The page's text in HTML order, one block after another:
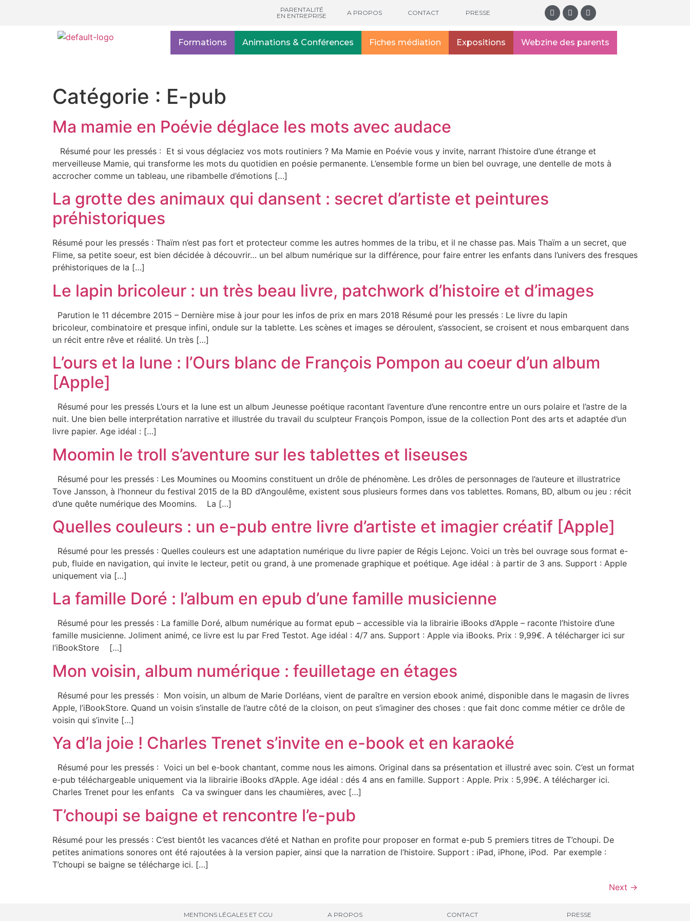
PARENTALITÉ
EN ENTREPRISE
A PROPOS CONTACT PRESSE
Formations Animations & Conférences Fiches médiation Expositions Webzine des parents
Catégorie : E-pub
Ma mamie en Poévie déglace les mots avec audace
Résumé pour les pressés : Et si vous déglaciez vos mots routiniers ? Ma Mamie en Poévie vous y invite, narrant l’histoire d’une étrange et
merveilleuse Mamie, qui transforme les mots du quotidien en poésie permanente. L’ensemble forme un bien bel ouvrage, une dentelle de mots à
accrocher comme un tableau, une ribambelle d’émotions […]
La grotte des animaux qui dansent : secret d’artiste et peintures
préhistoriques
Résumé pour les pressés : Thaïm n’est pas fort et protecteur comme les autres hommes de la tribu, et il ne chasse pas. Mais Thaïm a un secret, que
Flime, sa petite soeur, est bien décidée à découvrir… un bel album numérique sur la différence, pour faire entrer les enfants dans l’univers des fresques
préhistoriques de la […]
Le lapin bricoleur : un très beau livre, patchwork d’histoire et d’images
Parution le 11 décembre 2015 – Dernière mise à jour pour les infos de prix en mars 2018 Résumé pour les pressés : Le livre du lapin
bricoleur, combinatoire et presque infini, ondule sur la tablette. Les scènes et images se déroulent, s’associent, se croisent et nous embarquent dans
un récit entre rêve et réalité. Un très […]
L’ours et la lune : l’Ours blanc de François Pompon au coeur d’un album
[Apple]
Résumé pour les pressés L’ours et la lune est un album Jeunesse poétique racontant l’aventure d’une rencontre entre un ours polaire et l’astre de la
nuit. Une bien belle interprétation narrative et illustrée du travail du sculpteur François Pompon, issue de la collection Pont des arts et adaptée d’un
livre papier. Age idéal : […]
Moomin le troll s’aventure sur les tablettes et liseuses
Résumé pour les pressés : Les Moumines ou Moomins constituent un drôle de phénomène. Les drôles de personnages de l’auteure et illustratrice
Tove Jansson, à l’honneur du festival 2015 de la BD d’Angoulême, existent sous plusieurs formes dans vos tablettes. Romans, BD, album ou jeu : récit
d’une quête numérique des Moomins. La […]
Quelles couleurs : un e-pub entre livre d’artiste et imagier créatif [Apple]
Résumé pour les pressés : Quelles couleurs est une adaptation numérique du livre papier de Régis Lejonc. Voici un très bel ouvrage sous format e-
pub, fluide en navigation, qui invite le lecteur, petit ou grand, à une promenade graphique et poétique. Age idéal : à partir de 3 ans. Support : Apple
uniquement via […]
La famille Doré : l’album en epub d’une famille musicienne
Résumé pour les pressés : La famille Doré, album numérique au format epub – accessible via la librairie iBooks d’Apple – raconte l’histoire d’une
famille musicienne. Joliment animé, ce livre est lu par Fred Testot. Age idéal : 4/7 ans. Support : Apple via iBooks. Prix : 9,99€. A télécharger ici sur
l’iBookStore […]
Mon voisin, album numérique : feuilletage en étages
Résumé pour les pressés : Mon voisin, un album de Marie Dorléans, vient de paraître en version ebook animé, disponible dans le magasin de livres
Apple, l’iBookStore. Quand un voisin s’installe de l’autre côté de la cloison, on peut s’imaginer des choses : que fait donc comme métier ce drôle de
voisin qui s’invite […]
Ya d’la joie ! Charles Trenet s’invite en e-book et en karaoké
Résumé pour les pressés : Voici un bel e-book chantant, comme nous les aimons. Original dans sa présentation et illustré avec soin. C’est un format
e-pub téléchargeable uniquement via la librairie iBooks d’Apple. Age idéal : dés 4 ans en famille. Support : Apple. Prix : 5,99€. A télécharger ici.
Charles Trenet pour les enfants Ca va swinguer dans les chaumières, avec […]
T’choupi se baigne et rencontre l’e-pub
Résumé pour les pressés : C’est bientôt les vacances d’été et Nathan en profite pour proposer en format e-pub 5 premiers titres de T’choupi. De
petites animations sonores ont été rajoutées à la version papier, ainsi que la narration de l’histoire. Support : iPad, iPhone, iPod. Par exemple :
T’choupi se baigne se télécharge ici. […]
Next →
MENTIONS LÉGALES ET CGU A PROPOS CONTACT PRESSE